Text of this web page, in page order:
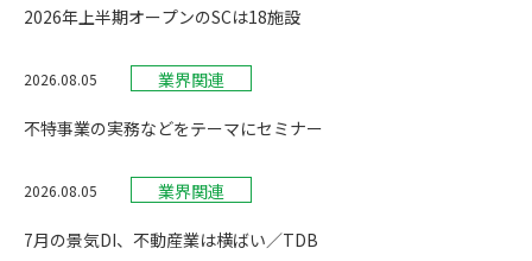
2026年上半期オープンのSCは18施設
2026.08.05 業界関連
不特事業の実務などをテーマにセミナー
2026.08.05 業界関連
7月の景気DI、不動産業は横ばい／TDB